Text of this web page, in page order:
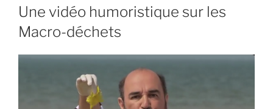
LE
Une vidéo humoristique sur les
Macro-déchets